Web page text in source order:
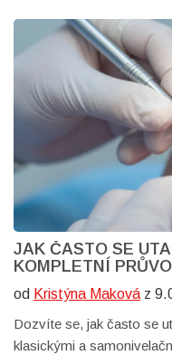
JAK ČASTO SE
KOMPLETNÍ
KONTROLY A
od Kristýna Maková z
Dozvíte se, jak často se
klasickými a